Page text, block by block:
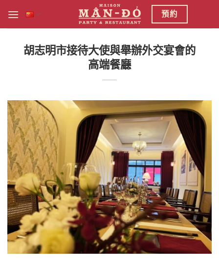
内
預約
胡志明市接待大使與舉辦外交宴會的
高端餐廳